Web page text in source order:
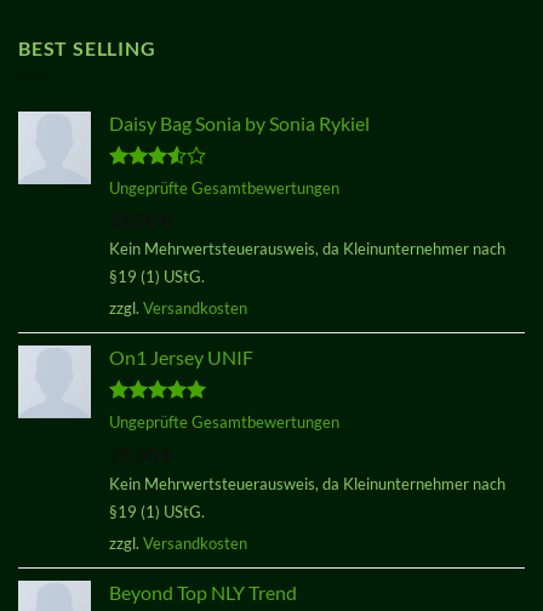
BEST SELLING
Daisy Bag Sonia by Sonia Rykiel
Bewertet
Ungeprüfte Gesamtbewertungen
Kein Mehrwertsteuerausweis, da Kleinunternehmer nach
§19 (1) UStG.
zzgl. Versandkosten
On1 Jersey UNIF
Bewertet
Ungeprüfte Gesamtbewertungen
Kein Mehrwertsteuerausweis, da Kleinunternehmer nach
§19 (1) UStG.
zzgl. Versandkosten
Beyond Top NLY Trend